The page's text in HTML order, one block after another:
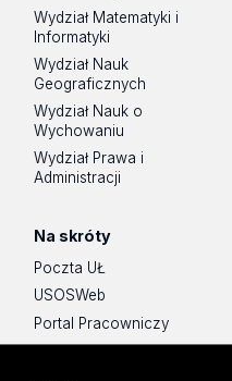
Wydział Matematyki i
Informatyki
Wydział Nauk
Geograficznych
Wydział Nauk o
Wychowaniu
Wydział Prawa i
Administracji
Na skróty
Poczta UŁ
USOSWeb
Portal Pracowniczy
Baza Aktów Własnych